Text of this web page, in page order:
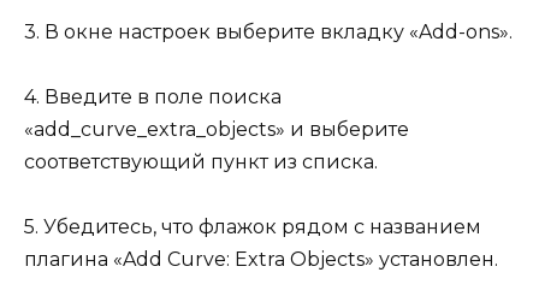
3. В окне настроек выберите вкладку «Add-ons».
4. Введите в поле поиска
«add_curve_extra_objects» и выберите
соответствующий пункт из списка.
5. Убедитесь, что флажок рядом с названием
плагина «Add Curve: Extra Objects» установлен.